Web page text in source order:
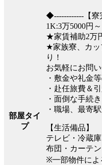
部屋タイ
プ
◆------------【寮
1K:3万5000円
★家賃補助2万
★家族寮、カッ
り！
お気軽にお問
・敷金や礼金
・赴任旅費＆
・面倒な手続
・職場、最寄
【生活備品】
テレビ・冷蔵
布団・カーテン
※一部物件によ